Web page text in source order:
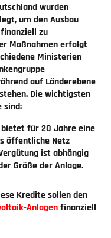
wurden
um den Ausbau
zu
Maßnahmen erfolgt
Ministerien
auf Länderebene
Die wichtigsten
sind:
bietet für 20 Jahre eine
öffentliche Netz
ist abhängig
Größe der Anlage.
Kredite sollen den
Anlagenfinanziell